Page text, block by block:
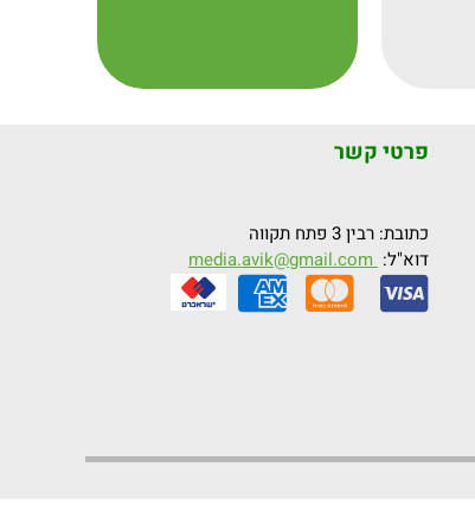
פרטי קשר
כתובת: רבין 3 פתח תקווה
דוא"ל: